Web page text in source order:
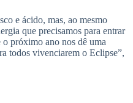
e ácido, mas, ao mesmo
que precisamos para entrar
próximo ano nos dê uma
todos vivenciarem o Eclipse”,